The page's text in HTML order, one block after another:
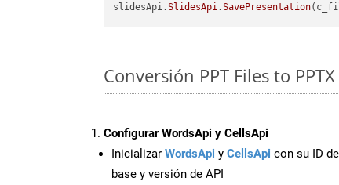
slidesApi.SlidesApi.SavePresentation
Conversión PPT Files to
Configurar WordsApi y CellsApi
Inicializar WordsApi y CellsApi con su ID
base y versión de API